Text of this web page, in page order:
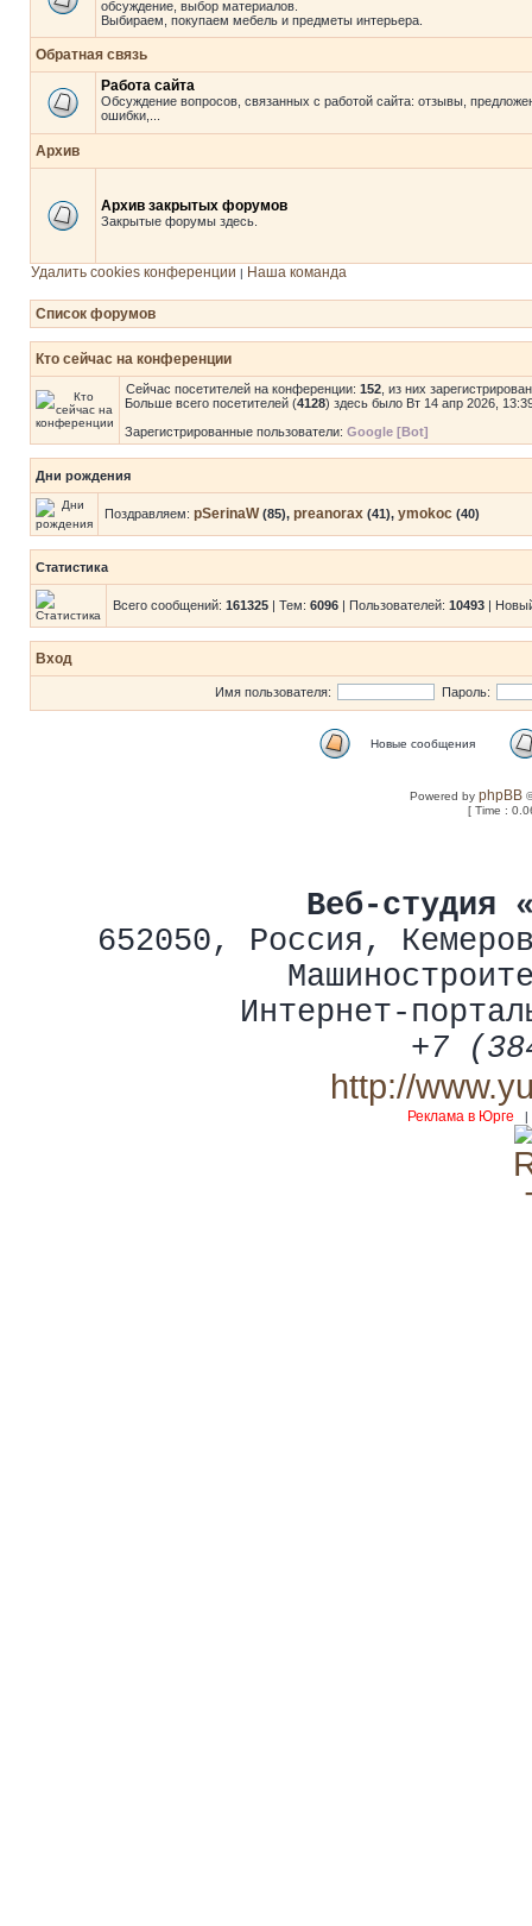
обсуждение, выбор материалов.
Выбираем, покупаем мебель и предметы интерьера.
Обратная связь
Работа сайта
Обсуждение вопросов, связанных с работой сайта: отзывы,
ошибки,...
Архив
Архив закрытых форумов
Закрытые форумы здесь.
Удалить cookies конференции | Наша команда
Список форумов
Кто сейчас на конференции
Сейчас посетителей на конференции: 152 , из них
Больше всего посетителей (4128) здесь было Вт 14 апр 2026,
Зарегистрированные пользователи: Google [Bot]
Дни рождения
Поздравляем: pSerinaW(85), preanorax (41), ymokoc (40)
Статистика
Всего сообщений: 161325 | Тем: 6096 | Пользователей: 10493 |
Вход
Имя пользователя: Пароль:
Новые сообщения
Powered byphpBB
[ Time :
Веб-студия
652050, Россия ,
Интернет-
+7
http://
Реклама в Юрге